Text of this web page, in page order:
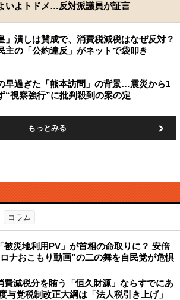
いよトドメ…反対派議員が証言
」潰しは賛成で、消費税減税はなぜ反対？
主の「公約違反」がネットで袋叩き
早過ぎた「熊本訪問」の背景…震災から1
“視察強行”に批判殺到の案の定
もっとみる
コラム
被災地利用PV」が首相の命取りに？ 安倍
ナおこもり動画”の二の舞を自民党が危惧
費減税分を賄う「恒久財源」ならすでにあ
与党税制改正大綱は「法人税引き上げ」